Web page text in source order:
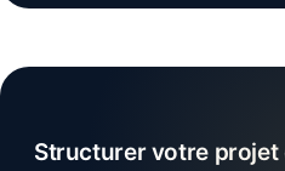
Structurer votre